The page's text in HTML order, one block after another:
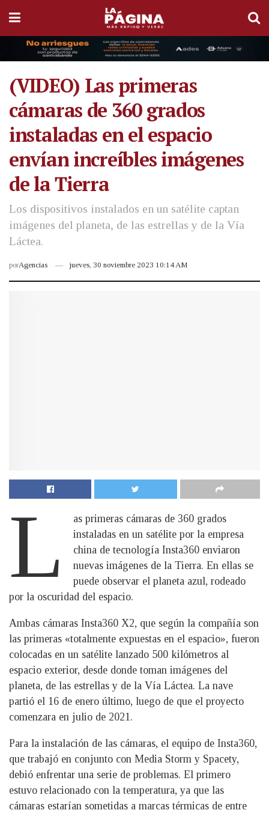
(VIDEO) Las primeras
cámaras de 360 grados
instaladas en el espacio
envían increíbles imágenes
de la Tierra
Los dispositivos instalados en un satélite captan
imágenes del planeta, de las estrellas y de la Vía
Láctea.
porAgencias jueves, 30 noviembre 2023 10:14 AM
L
as primeras cámaras de 360 grados
instaladas en un satélite por la empresa
china de tecnología Insta360 enviaron
nuevas imágenes de la Tierra. En ellas se
puede observar el planeta azul, rodeado
por la oscuridad del espacio.
Ambas cámaras Insta360 X2, que según la compañía son
las primeras «totalmente expuestas en el espacio», fueron
colocadas en un satélite lanzado 500 kilómetros al
espacio exterior, desde donde toman imágenes del
planeta, de las estrellas y de la Vía Láctea. La nave
partió el 16 de enero último, luego de que el proyecto
comenzara en julio de 2021.
Para la instalación de las cámaras, el equipo de Insta360,
que trabajó en conjunto con Media Storm y Spacety,
debió enfrentar una serie de problemas. El primero
estuvo relacionado con la temperatura, ya que las
cámaras estarían sometidas a marcas térmicas de entre